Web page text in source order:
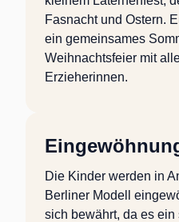
Fasnacht und Ostern.
ein gemeinsames
Weihnachtsfeier mit
Erzieherinnen.
Die Kinder werden in
Berliner Modell
sich bewährt, da es ein